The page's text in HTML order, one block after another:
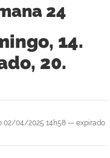
24
14.
20.
02/04/2025 14h58 — expirado